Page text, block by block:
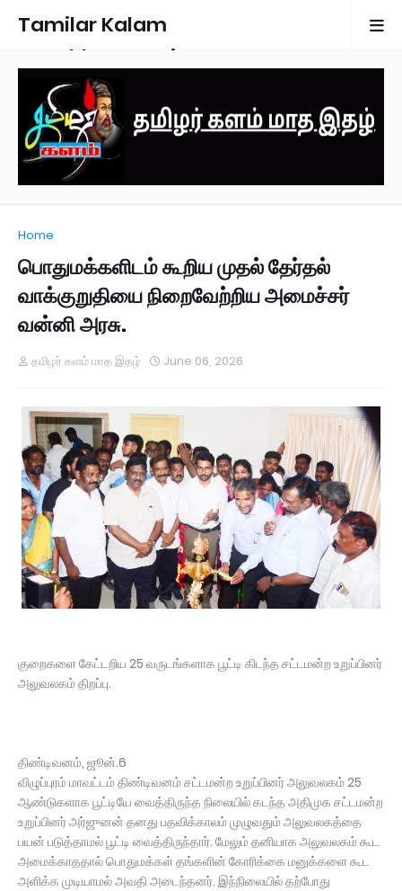
Tamilar Kalam
Monthly Magazine
Home
பொதுமக்களிடம் கூறிய முதல் தேர்தல்
வாக்குறுதியை நிறைவேற்றிய அமைச்சர்
வன்னி அரசு.
தமிழர் களம் மாத இதழ் June 06, 2026
குறைகளை கேட்டறிய 25 வருடங்களாக பூட்டி கிடந்த சட்டமன்ற உறுப்பினர்
அலுவலகம் திறப்பு.
திண்டிவனம், ஜூன்.6
விழுப்புரம் மாவட்டம் திண்டிவனம் சட்டமன்ற உறுப்பினர் அலுவலகம் 25
ஆண்டுகளாக பூட்டியே வைத்திருந்த நிலையில் கடந்த அதிமுக சட்டமன்ற
உறுப்பினர் அர்ஜுனன் தனது பதவிக்காலம் முழுவதும் அலுவலகத்தை
பயன் படுத்தாமல் பூட்டி வைத்திருந்தார். மேலும் தனியாக அலுவலகம் கூட
அமைக்காததால் பொதுமக்கள் தங்களின் கோரிக்கை மனுக்களை கூட
அளிக்க முடியாமல் அவதி அடைந்தனர். இந்நிலையில் தற்போது